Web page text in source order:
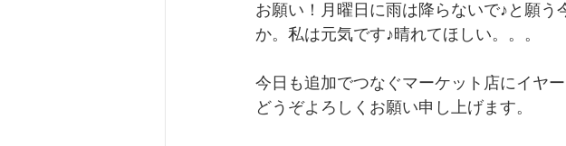
お願い！月曜日に雨は降らないで♪と願
か。私は元気です♪晴れてほしい。。。
今日も追加でつなぐマーケット店にイヤ
どうぞよろしくお願い申し上げます。